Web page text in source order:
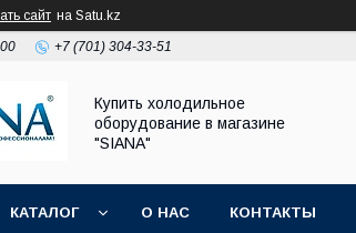
сайт на Satu.kz
+7 (701) 304-33-51
Купить холодильное
оборудование в магазине
"SIANA"
КАТАЛОГ О НАС КОНТАКТЫ